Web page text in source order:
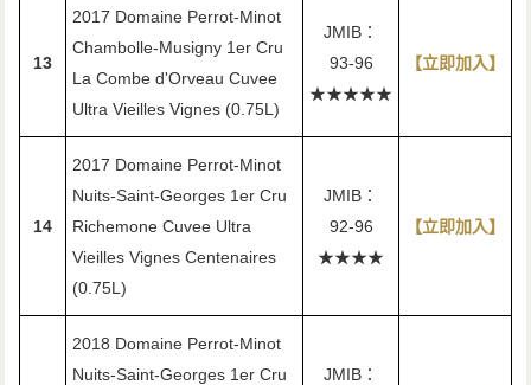
13
2017 Domaine Perrot-Minot
Chambolle-Musigny 1er Cru
La Combe d'Orveau Cuvee
Ultra Vieilles Vignes (0.75L)
JMIB：
93-96
★★★★★
【立即加入】
14
2017 Domaine Perrot-Minot
Nuits-Saint-Georges 1er Cru
Richemone Cuvee Ultra
Vieilles Vignes Centenaires
(0.75L)
JMIB：
92-96
★★★★
【立即加入】
2018 Domaine Perrot-Minot
Nuits-Saint-Georges 1er Cru
JMIB：